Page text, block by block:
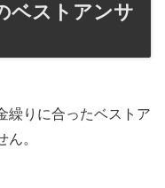
ベストアンサ
繰りに合ったベストア
。